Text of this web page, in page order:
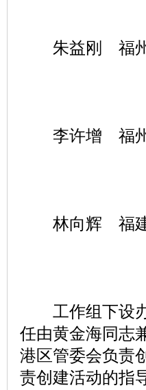
朱益刚 福州
李许增 福州
林向辉 福建
工作组下设办
任由黄金海同志
港区管委会负责
责创建活动的指